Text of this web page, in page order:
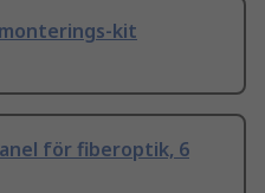
kit
för fiberoptik, 6